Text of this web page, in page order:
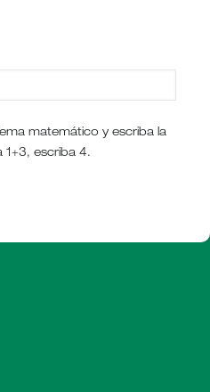
matemático y escriba la
1+3, escriba 4.